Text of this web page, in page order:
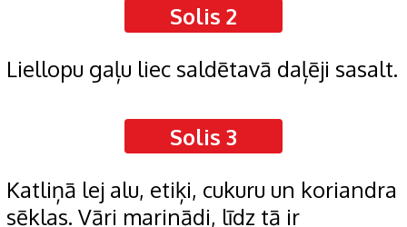
Solis 2
Liellopu gaļu liec saldētavā daļēji sasalt.
Solis 3
Katliņā lej alu, etiķi, cukuru un koriandra
sēklas. Vāri marinādi, līdz tā ir